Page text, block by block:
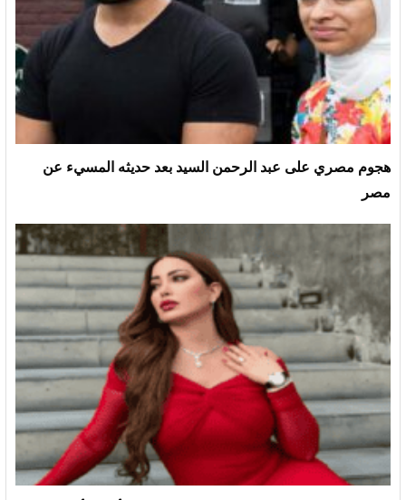
هجوم مصري على عبد الرحمن السيد بعد حديثه المسيء عن
مصر